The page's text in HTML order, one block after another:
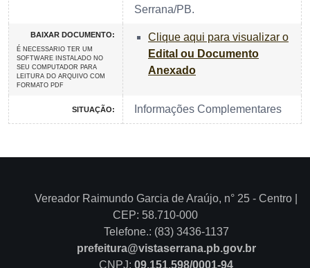
Serrana/PB.
BAIXAR DOCUMENTO:
É NECESSARIO TER UM
SOFTWARE INSTALADO NO
SEU COMPUTADOR PARA
LEITURA DO ARQUIVO COM
FORMATO PDF
Clique aqui para visualizar o
Edital ou Documento
Anexado
SITUAÇÃO: Informações Complementares
Vereador Raimundo Garcia de Araújo, n° 25 - Centro |
CEP: 58.710-000
Telefone.: (83) 3436-1137
prefeitura@vistaserrana.pb.gov.br
CNPJ: 09.151.598/0001-94